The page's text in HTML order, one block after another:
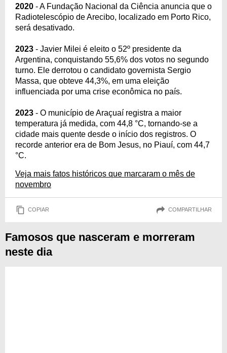
2020 - A Fundação Nacional da Ciência anuncia que o
Radiotelescópio de Arecibo, localizado em Porto Rico,
será desativado.
2023 - Javier Milei é eleito o 52º presidente da
Argentina, conquistando 55,6% dos votos no segundo
turno. Ele derrotou o candidato governista Sergio
Massa, que obteve 44,3%, em uma eleição
influenciada por uma crise econômica no país.
2023 - O município de Araçuaí registra a maior
temperatura já medida, com 44,8 °C, tornando-se a
cidade mais quente desde o início dos registros. O
recorde anterior era de Bom Jesus, no Piauí, com 44,7
°C.
Veja mais fatos históricos que marcaram o mês de
novembro
COPIAR COMPARTILHAR
Famosos que nasceram e morreram
neste dia